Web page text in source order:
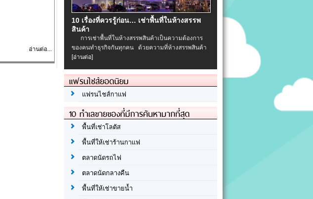
อ่านต่อ...
10 เรื่องที่ควรรู้ก่อน… เช่าพื้นที่ในห้างสรรพ
สินค้า
การเช่าพื้นที่ในห้างสรรพสินค้าเป็นความต้องการ
ของคนทำธุรกิจกันทุกคน ด้วยความที่ห้างสรรพสินค้า
[อ่านต่อ]
แฟรนไชส์ยอดนิยม
แฟรนไชส์กาแฟ
10 ทำเลขายของที่มีการค้นหามากที่สุด
พื้นที่เช่าโลตัส
พื้นที่ให้เช่าร้านกาแฟ
ตลาดนัดรถไฟ
ตลาดนัดกลางคืน
พื้นที่ให้เช่าขายน้ำ